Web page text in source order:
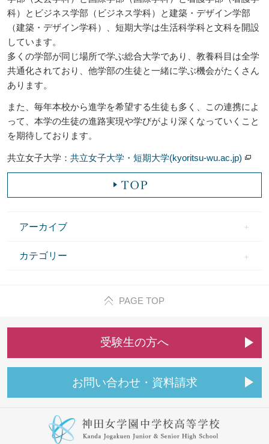
科）とビジネス学部（ビジネス学科）と建築・デザイン学部
（建築・デザイン学科）、短期大学は生活科学科と文科を開設
しています。
多くの学部が同じ場所で学ぶ総合大学であり、教養科目は全学
共通化されており、他学部の生徒と一緒に学ぶ機会がたくさん
あります。
また、毎年本校から進学を希望する生徒も多く、この連携によ
って、本学の生徒の進路実現や学びがより深くなっていくこと
を期待しております。
共立女子大学： 共立女子大学・短期大学(kyoritsu-wu.ac.jp)
アーカイブ
カテゴリー
PAGE TOP
受験生の方へ
お問い合わせ ・ 資料請求